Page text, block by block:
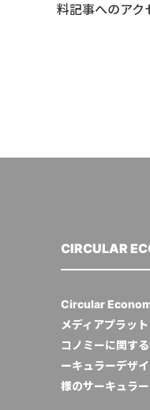
料記事へのアク
CIRCULAR
Circular
メディアプラッ
コノミーに関す
ーキュラーデザ
様のサーキュラ